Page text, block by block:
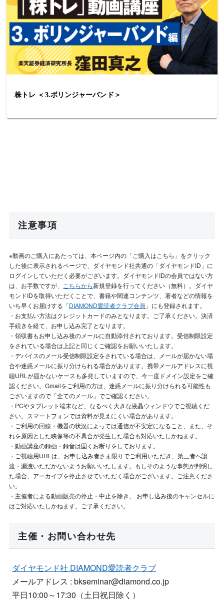
株トレ ＜3.ボリンジャーバンド＞
注意事項
※動画のご購入にあたっては、本ページ内の「ご購入はこちら」をクリック
した後に表示されるページで、ダイヤモンド社共通の「ダイヤモンドID」に
ログインしていただく必要がございます。ダイヤモンドIDの会員ではない方
は、お手数ですが、
こちらから新規登録を行ってください（無料）。ダイヤ
モンドIDを取得いただくことで、書籍や関連コンテンツ、著者などの情報を
いち早くお届けする「DIAMOND愛読者クラブ会員 」にも登録されます。
・お支払い方法はクレジットカードのみとなります。ご了承ください。決済
手続きを経て、お申し込み完了となります。
・領収書もお申し込み後のメールに自動添付されております。受信制限設定
をされている場合は上記と同じくご確認をお願いいたします。
・デバイスのメール受信制限設定をされている場合は、メールが届かない場
合や迷惑メールに振り分けられる場合があります。携帯メールアドレスに視
聴URLが届かないケースも多発していますので、今一度ドメイン設定をご確
認ください。Gmailをご利用の方は、迷惑メールに振り分けられる可能性も
ございますので「全てのメール」でご確認ください。
・PCやタブレット端末など、なるべく大きな液晶ウィンドウでご視聴くだ
さい。スマートフォンでは資料が見えにくい場合があります。
・ご利用の回線・機器の状況によっては通信が不安定になること、また、そ
れを原因とした映像等の不具合が発生した場合も対応いたしかねます。
・動画講座の録画・録音は固くお断りをしております。
・ご視聴用URLは、お申し込み者さま限りでご利用いただき、第三者へ譲
渡・漏洩いただかないようお願いいたします。もしそのような事態が判明し
た場合、アーカイブを停止させていただく場合がございます。ご注意くださ
い。
・主催者による動画販売の停止・中止を除き、 お申し込み後のキャンセルに
はご対応いたしかねます。ご了承ください。
主催・お問い合わせ先
ダイヤモンド社 DIAMOND愛読者クラブ
メールアドレス : bkseminar@diamond.co.jp
平日10:00～17:30（土日祝日除く）